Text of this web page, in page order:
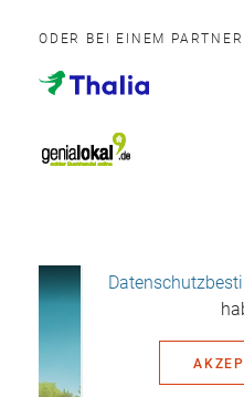
ODER BEI EINEM